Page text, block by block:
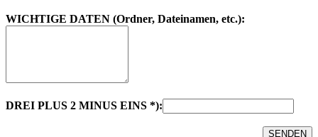
WICHTIGE DATEN (Ordner, Dateinamen, etc.):
DREI PLUS 2 MINUS EINS *):